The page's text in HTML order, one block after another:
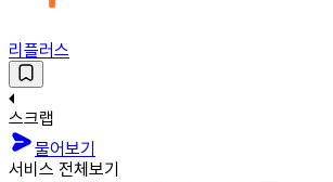
리플러스
스크랩
물어보기
서비스 전체보기